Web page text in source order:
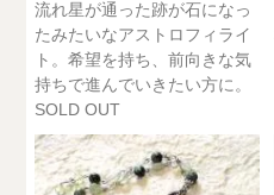
流れ星が通った跡が石になっ
たみたいなアストロフィライ
ト。希望を持ち、前向きな気
持ちで進んでいきたい方に。
SOLD OUT